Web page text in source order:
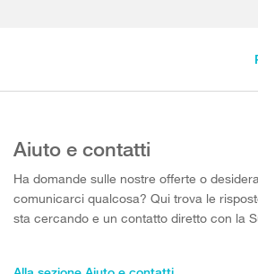
Aiuto e contatti
Ha domande sulle nostre offerte o desidera
comunicarci qualcosa? Qui trova le
sta cercando e un contatto diretto con la